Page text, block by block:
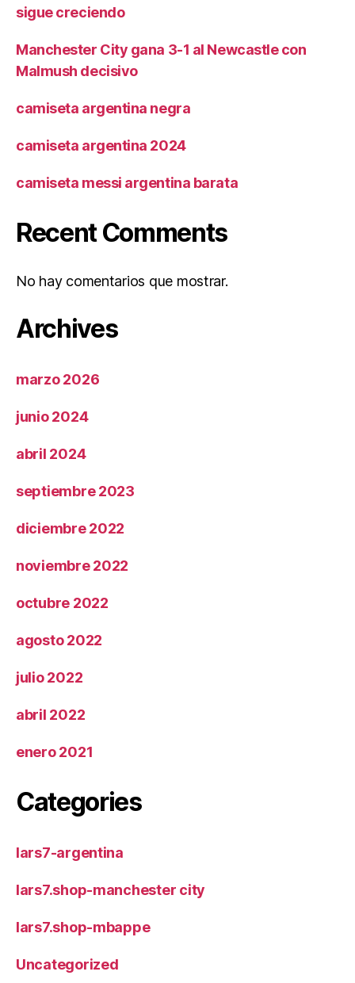
sigue creciendo
Manchester City gana 3-1 al Newcastle con
Malmush decisivo
camiseta argentina negra
camiseta argentina 2024
camiseta messi argentina barata
Recent Comments
No hay comentarios que mostrar.
Archives
marzo 2026
junio 2024
abril 2024
septiembre 2023
diciembre 2022
noviembre 2022
octubre 2022
agosto 2022
julio 2022
abril 2022
enero 2021
Categories
lars7-argentina
lars7.shop-manchester city
lars7.shop-mbappe
Uncategorized